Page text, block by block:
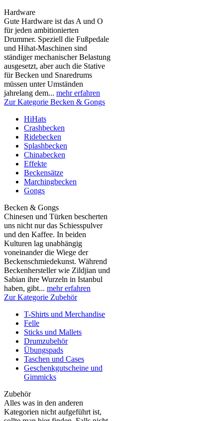
Hardware
Gute Hardware ist das A und O
für jeden ambitionierten
Drummer. Speziell die Fußpedale
und Hihat-Maschinen sind
ständiger mechanischer Belastung
ausgesetzt, aber auch die Stative
für Becken und Snaredrums
müssen unter Umständen
jahrelang dem... mehr erfahren
Zur Kategorie Becken & Gongs
HiHats
Crashbecken
Ridebecken
Splashbecken
Chinabecken
Effekte
Beckensätze
Marchingbecken
Gongs
Becken & Gongs
Chinesen und Türken bescherten
uns nicht nur das Schiesspulver
und den Kaffee. In beiden
Kulturen lag unabhängig
voneinander die Wiege der
Beckenschmiedekunst. Während
Beckenhersteller wie Zildjian und
Sabian ihre Wurzeln in Istanbul
haben, gibt... mehr erfahren
Zur Kategorie Zubehör
T-Shirts und Merchandise
Felle
Sticks und Mallets
Drumzubehör
Übungspads
Taschen und Cases
Geschenkgutscheine und
Gimmicks
Zubehör
Alles was in den anderen
Kategorien nicht aufgeführt ist,